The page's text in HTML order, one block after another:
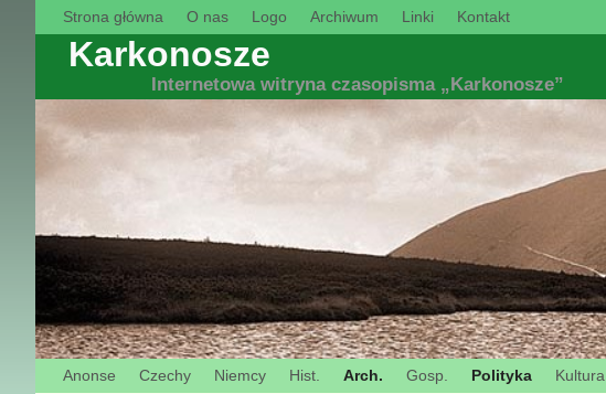
Strona główna O nas Logo Archiwum Linki Kontakt
Karkonosze
Internetowa witryna czasopisma „Karkonosze”
Anonse Czechy Niemcy Hist. Arch. Gosp. Polityka Kultura